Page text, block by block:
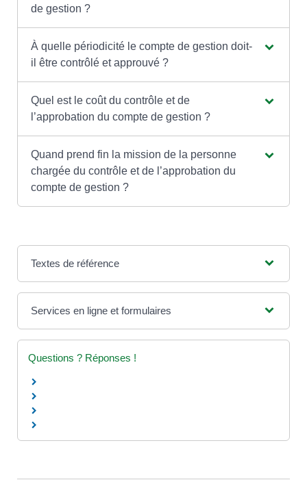
de gestion ?
À quelle périodicité le compte de gestion doit-
il être contrôlé et approuvé ?
Quel est le coût du contrôle et de
l’approbation du compte de gestion ?
Quand prend fin la mission de la personne
chargée du contrôle et de l’approbation du
compte de gestion ?
Textes de référence
Services en ligne et formulaires
Questions ? Réponses !